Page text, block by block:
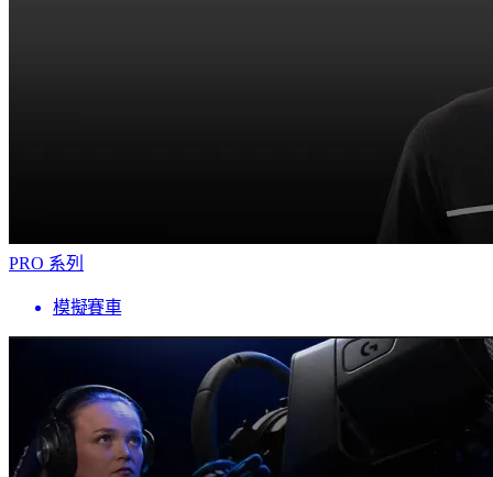
PRO 系列
模擬賽車